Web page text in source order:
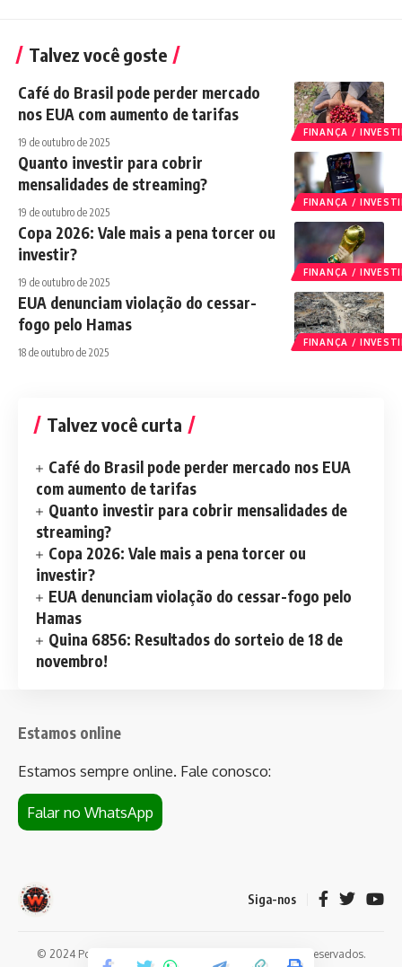
Talvez você goste
FINANÇA /
Café do Brasil pode perder mercado
nos EUA com aumento de tarifas
19 de outubro de 2025
FINANÇA /
Quanto investir para cobrir
mensalidades de streaming?
19 de outubro de 2025
FINANÇA /
Copa 2026: Vale mais a pena torcer ou
investir?
19 de outubro de 2025
FINANÇA /
EUA denunciam violação do cessar-
fogo pelo Hamas
18 de outubro de 2025
Talvez você curta
Café do Brasil pode perder mercado nos EUA
com aumento de tarifas
Quanto investir para cobrir mensalidades de
streaming?
Copa 2026: Vale mais a pena torcer ou
investir?
EUA denunciam violação do cessar-fogo pelo
Hamas
Quina 6856: Resultados do sorteio de 18 de
novembro!
Estamos online
Estamos sempre online. Fale conosco:
Falar no WhatsApp
Siga-nos
© 2024 Portal de notícias Web Flush. Todos os direitos reservados.